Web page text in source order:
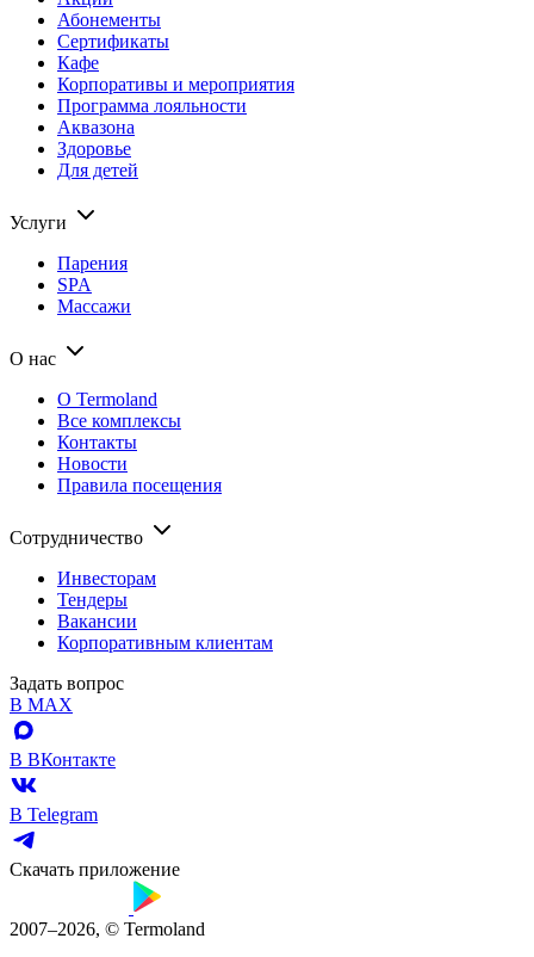
Абонементы
Сертификаты
Кафе
Корпоративы и мероприятия
Программа лояльности
Аквазона
Здоровье
Для детей
Услуги
Парения
SPA
Массажи
О нас
О Termoland
Все комплексы
Контакты
Новости
Правила посещения
Сотрудничество
Инвесторам
Тендеры
Вакансии
Корпоративным клиентам
Задать вопрос
В MAX
В ВКонтакте
В Telegram
Скачать приложение
2007–2026, © Termoland